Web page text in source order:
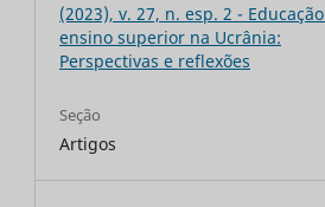
(2023), v. 27, n. esp. 2 -
ensino superior na Ucrânia:
Perspectivas e reflexões
Seção
Artigos